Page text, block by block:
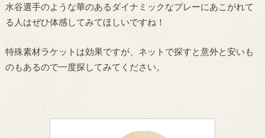
水谷選手のような華のあるダイナミックなプレーにあこがれて
る人はぜひ体感してみてほしいですね！
特殊素材ラケットは効果ですが、ネットで探すと意外と安いも
のもあるので一度探してみてください。